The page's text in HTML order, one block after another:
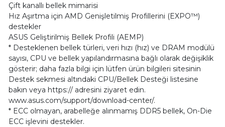
Çift kanallı bellek mimarisi
Hız Aşırtma için AMD Genişletilmiş Profillerini (EXPO™)
destekler
ASUS Geliştirilmiş Bellek Profili (AEMP)
* Desteklenen bellek türleri, veri hızı (hız) ve DRAM modülü
sayısı, CPU ve bellek yapılandırmasına bağlı olarak değişiklik
gösterir; daha fazla bilgi için lütfen ürün bilgileri sitesinin
Destek sekmesi altındaki CPU/Bellek Desteği listesine
bakın veya https:// adresini ziyaret edin.
www.asus.com/support/download-center/.
* ECC olmayan, arabelleğe alınmamış DDR5 bellek, On-Die
ECC işlevini destekler.